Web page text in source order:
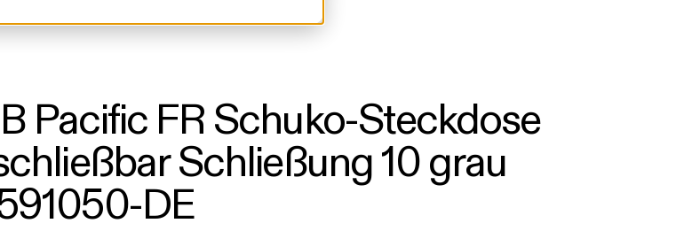
Pacific FR Schuko-Steckdose
Schließung 10 grau
DE